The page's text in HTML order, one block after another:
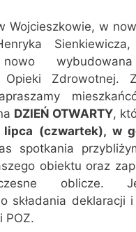
Wojcieszkowie, w
Sienkiewicza,
nowo
Opieki Zdrowotnej.
DZIEŃ OTWARTY,
lipca (czwartek), w
spotkania
obiektu oraz
oblicze.
składania deklaracji
POZ.